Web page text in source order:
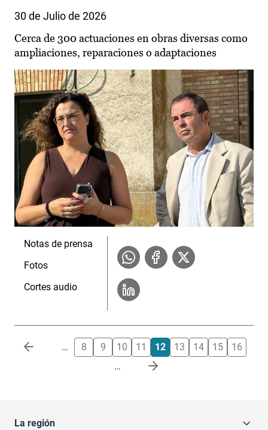
30 de Julio de 2026
Cerca de 300 actuaciones en obras diversas como
ampliaciones, reparaciones o adaptaciones
Notas de prensa
Fotos
Cortes audio
Paginación … 8 9 10 11 12 13 14 15
16
…
La región